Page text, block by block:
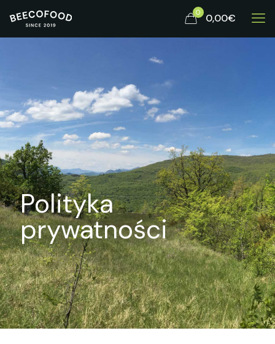
0 0,00€
Polityka
prywatności